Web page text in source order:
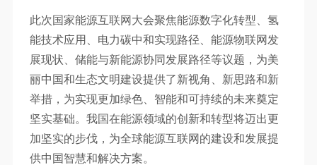
此次国家能源互联网大会聚焦能源数字化转型、氢
能技术应用、电力碳中和实现路径、能源物联网发
展现状、储能与新能源协同发展路径等议题，为美
丽中国和生态文明建设提供了新视角、新思路和新
举措，为实现更加绿色、智能和可持续的未来奠定
坚实基础。我国在能源领域的创新和转型将迈出更
加坚实的步伐，为全球能源互联网的建设和发展提
供中国智慧和解决方案。